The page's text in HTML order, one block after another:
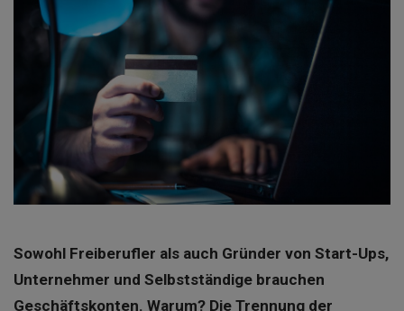
Sowohl Freiberufler als auch Gründer von Start-Ups,
Unternehmer und Selbstständige brauchen
Geschäftskonten. Warum? Die Trennung der